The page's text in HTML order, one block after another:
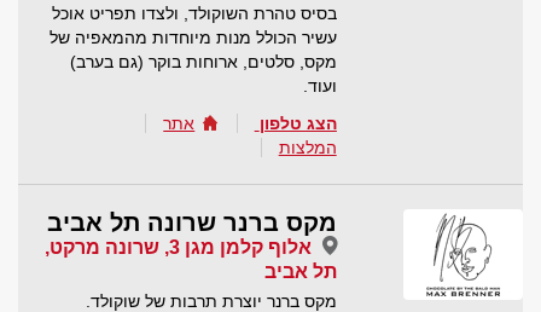
בסיס טהרת השוקולד, ולצדו תפריט אוכל
עשיר הכולל מנות מיוחדות מהמאפיה של
מקס, סלטים, ארוחות בוקר (גם בערב)
ועוד.
הצג טלפון
אתר
המלצות
מקס ברנר שרונה תל אביב
אלוף קלמן מגן 3, שרונה מרקט,
תל אביב
מקס ברנר יוצרת תרבות של שוקולד.